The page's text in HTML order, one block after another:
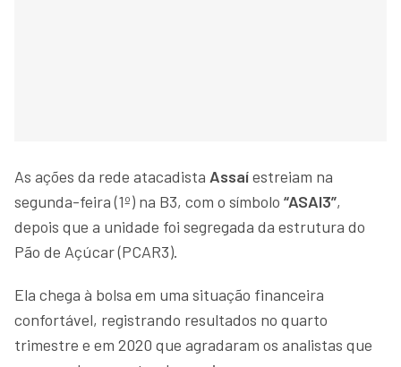
As ações da rede atacadista Assaíestreiam na
segunda-feira (1º) na B3, com o símbolo “ASAI3”,
depois que a unidade foi segregada da estrutura do
Pão de Açúcar (PCAR3).
Ela chega à bolsa em uma situação financeira
confortável, registrando resultados no quarto
trimestre e em 2020 que agradaram os analistas que